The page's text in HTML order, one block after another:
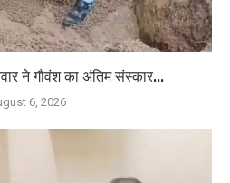
ने गौवंश का अंतिम संस्कार...
6, 2026